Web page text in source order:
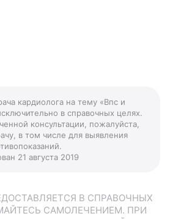
кардиолога на тему «Впс и
в справочных целях.
консультации, пожалуйста,
в том числе для выявления
21 августа 2019
В СПРАВОЧНЫХ
САМОЛЕЧЕНИЕМ. ПРИ